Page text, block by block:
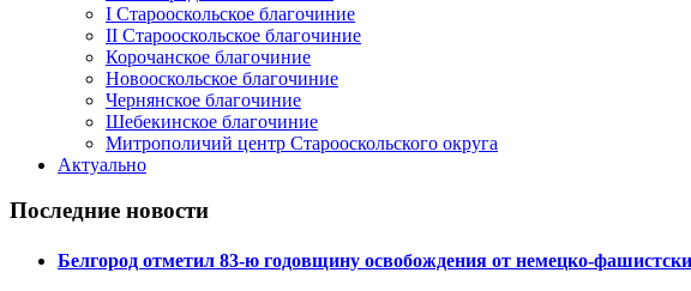
I Старооскольское благочиние
II Старооскольское благочиние
Корочанское благочиние
Новооскольское благочиние
Чернянское благочиние
Шебекинское благочиние
Митрополичий центр Старооскольского округа
Актуально
Последние новости
Белгород отметил 83-ю годовщину освобождения от немецко-